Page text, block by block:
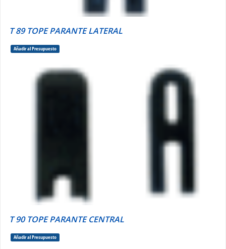
T 89 TOPE PARANTE LATERAL
Añadir al Presupuesto
T 90 TOPE PARANTE CENTRAL
Añadir al Presupuesto